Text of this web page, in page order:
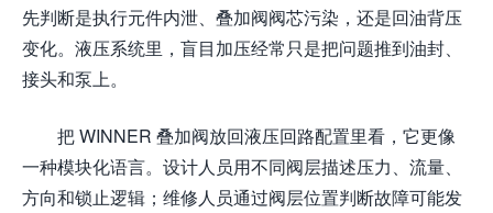
先判断是执行元件内泄、叠加阀阀芯污染，还是回油背压
变化。液压系统里，盲目加压经常只是把问题推到油封、
接头和泵上。
把 WINNER 叠加阀放回液压回路配置里看，它更像
一种模块化语言。设计人员用不同阀层描述压力、流量、
方向和锁止逻辑；维修人员通过阀层位置判断故障可能发